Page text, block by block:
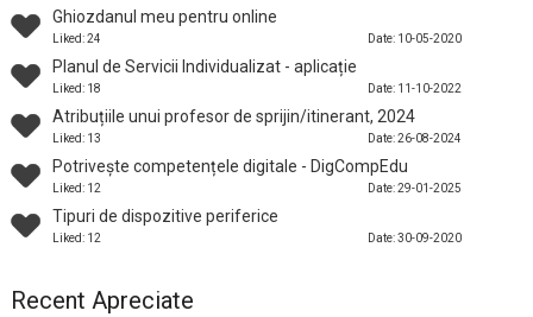
Ghiozdanul meu pentru online
Liked: 24 Date: 10-05-2020
Planul de Servicii Individualizat - aplicație
Liked: 18 Date: 11-10-2022
Atribuțiile unui profesor de sprijin/itinerant, 2024
Liked: 13 Date: 26-08-2024
Potrivește competențele digitale - DigCompEdu
Liked: 12 Date: 29-01-2025
Tipuri de dispozitive periferice
Liked: 12 Date: 30-09-2020
Recent Apreciate